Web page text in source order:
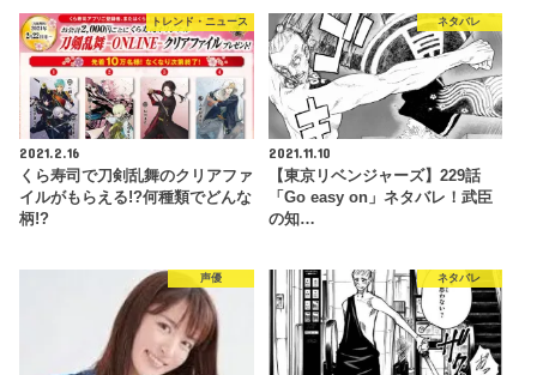
トレンド・ニュース
2021.2.16
くら寿司で刀剣乱舞のクリアファ
イルがもらえる!?何種類でどんな
柄!?
ネタバレ
2021.11.10
【東京リベンジャーズ】229話
「Go easy on」ネタバレ！武臣
の知…
声優 ネタバレ